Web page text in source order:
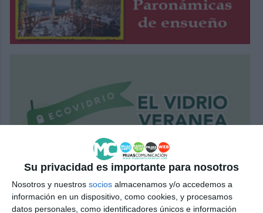
Su privacidad es importante para nosotros
Nosotros y nuestros socios almacenamos y/o accedemos a
información en un dispositivo, como cookies, y procesamos
datos personales, como identificadores únicos e información